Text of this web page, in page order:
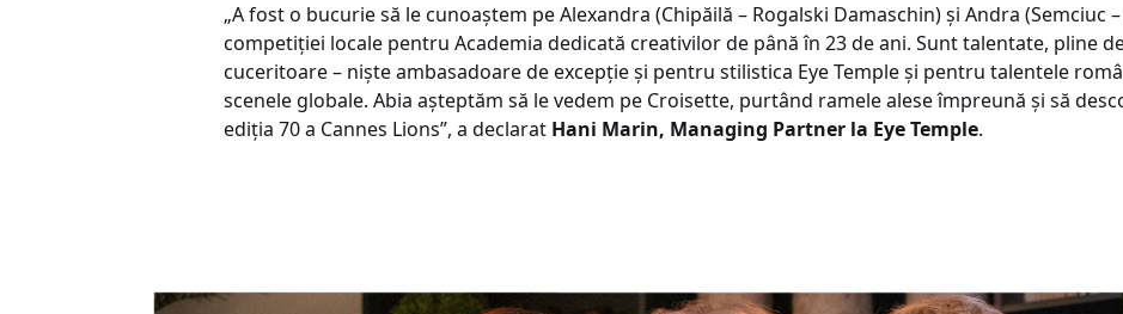
„A fost o bucurie să le cunoaștem pe Alexandra (Chipăilă – Rogalski Damaschin) și Andra (Semciuc
competiției locale pentru Academia dedicată creativilor de până în 23 de ani. Sunt talentate, pline
cuceritoare – niște ambasadoare de excepție și pentru stilistica Eye Temple și pentru talentele
scenele globale. Abia așteptăm să le vedem pe Croisette, purtând ramele alese împreună și să
ediția 70 a Cannes Lions”, a declarat Hani Marin, Managing Partner la Eye Temple.